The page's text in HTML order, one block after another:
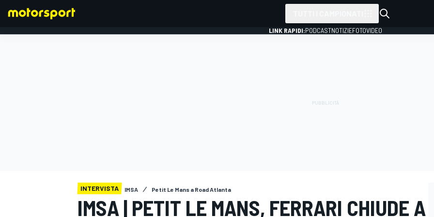
LINK RAPIDI:PODCASTNOTIZIEFOTOVIDEO
INTERVISTA IMSA Petit Le Mans a Road Atlanta
IMSA | PETIT LE MANS, FERRARI CHIUDE A